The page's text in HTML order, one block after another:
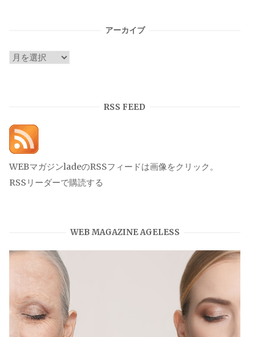
アーカイブ
ア
RSS FEED
WEBマガジンladeのRSSフィードは画像をクリック。
RSSリーダーで購読する
WEB MAGAZINE AGELESS